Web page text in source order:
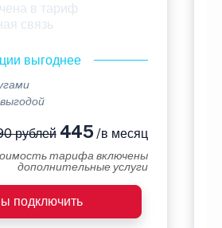
в тариф
связь
выгоднее
рублей445 /в месяц
тарифа включены
дополнительные услуги
подключить